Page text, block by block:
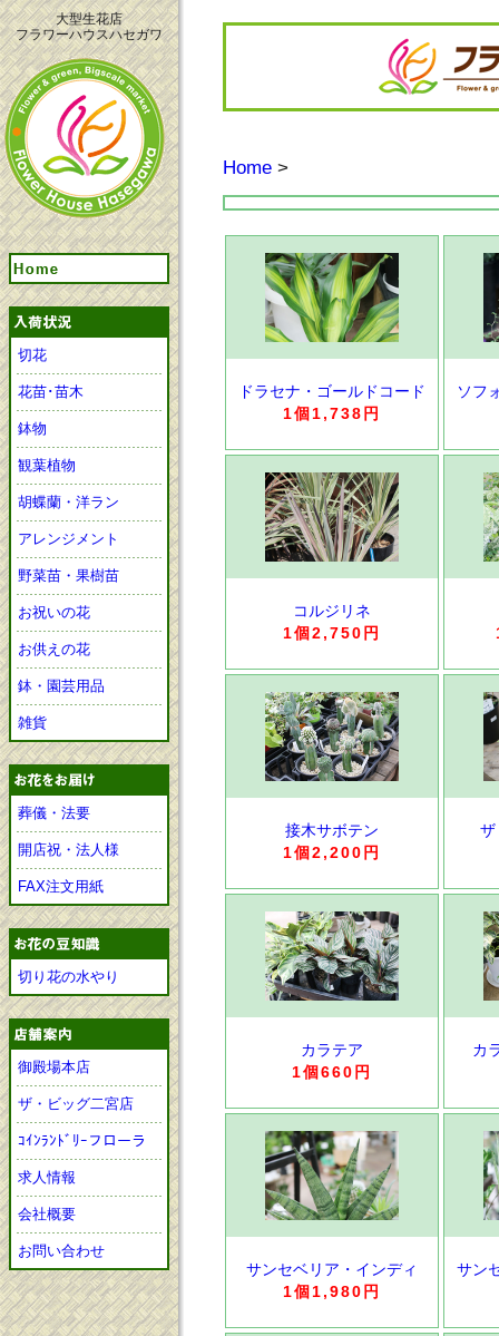
大型生花店
フラワーハウスハセガワ
切花
花苗･苗木
鉢物
観葉植物
胡蝶蘭・洋ラン
アレンジメント
野菜苗・果樹苗
お祝いの花
お供えの花
鉢・園芸用品
雑貨
葬儀・法要
開店祝・法人様
FAX注文用紙
切り花の水やり
御殿場本店
ザ・ビッグ二宮店
ｺｲﾝﾗﾝﾄﾞﾘｰフローラ
求人情報
会社概要
お問い合わせ
Home >
ドラセナ・ゴールドコード
1個1,738円
ソフ
コルジリネ
1個2,750円
接木サボテン
1個2,200円
ザ
カラテア
1個660円
カ
サンセベリア・インディ
1個1,980円
サン